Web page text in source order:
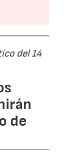
del 14
de